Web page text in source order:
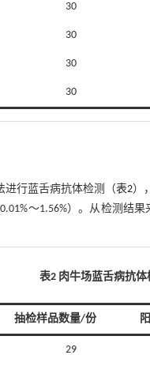
30
30
30
30
进行蓝舌病抗体检测（表2）
～1.56%）。从检测
表2 肉牛场蓝舌病抗体
抽检样品数量/份
29